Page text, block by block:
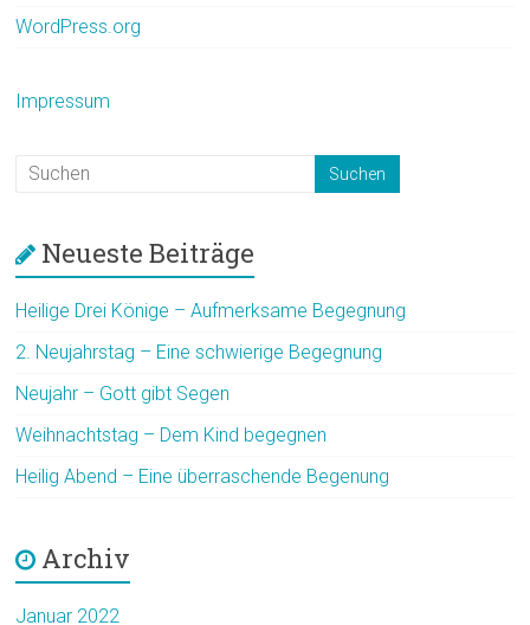
WordPress.org
Impressum
Neueste Beiträge
Heilige Drei Könige – Aufmerksame Begegnung
2. Neujahrstag – Eine schwierige Begegnung
Neujahr – Gott gibt Segen
Weihnachtstag – Dem Kind begegnen
Heilig Abend – Eine überraschende Begenung
Archiv
Januar 2022